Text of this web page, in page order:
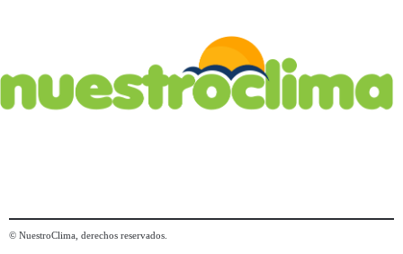
© NuestroClima, derechos reservados.